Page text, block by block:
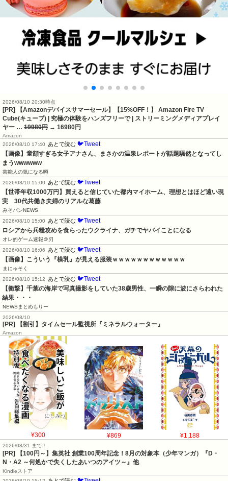
2026/08/10 20:30時点
[PR] 【Amazonデバイスサマーセール】【15%OFF！】 Amazon Fire TV
Cube(キューブ) | 究極の体験をハンズフリーで | ストリーミングメディアプレイ
ヤー … 19980円 → 16980円
Amazon
2026/08/10 17:40
あとで読む 🐦Tweet
【画像】童顔すぎる女子アナさん、まさかの温泉レポートが話題騒然となってし
まうwwwwww
芸能人の気になる噂
2026/08/10 15:00
あとで読む 🐦Tweet
【世帯年収1000万円】買えると信じていた都内マイホーム、理想とはほど遠い現
実　30代共働き夫婦のリアルな葛藤
みそパンNEWS
2026/08/10 15:00
あとで読む 🐦Tweet
ロシアから兵糧攻めを食らったウクライナ、ガチでヤバイことになる
オレ的ゲーム速報＠刃
2026/08/10 16:06
あとで読む 🐦Tweet
【画像】こういう『横乳』が見える服装ｗｗｗｗｗｗｗｗｗｗｗｗ
まにゅそく
2026/08/10 15:12
あとで読む 🐦Tweet
【衝撃】千葉の海岸で写真撮影をしていた38歳男性、一瞬の隙に波にさらわれた
結果・・・
NEWSまとめもりー
2026/08/10
[PR] 【割引】タイムセール監視所『ミネラルウォーター』
Amazon
¥300 ¥869 ¥1,188
2026/08/31 まで！
[PR]
【100円～】集英社 創業100周年記念！8月の対象本（少年マンガ）『D・
N・A2 ～何処かで失くしたあいつのアイツ～』他
Kindleストア